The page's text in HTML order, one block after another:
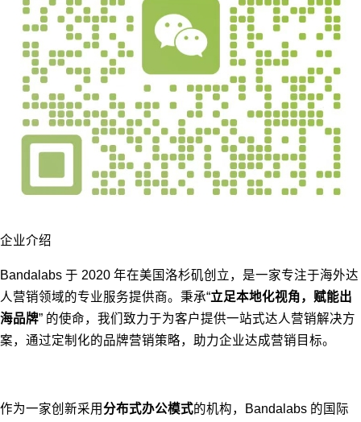
企业介绍
Bandalabs 于 2020 年在美国洛杉矶创立，是⼀家专注于海外达
人营销领域的专业服务提供商。秉承“立足本地化视角，赋能出
海品牌” 的使命，我们致力于为客户提供⼀站式达⼈营销解决方
案，通过定制化的品牌营销策略，助力企业达成营销目标。
作为⼀家创新采用分布式办公模式的机构，Bandalabs 的国际